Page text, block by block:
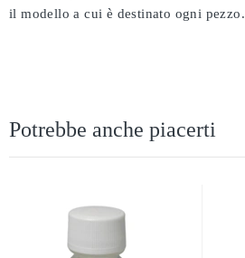
il modello a cui è destinato ogni pezzo.
Potrebbe anche piacerti